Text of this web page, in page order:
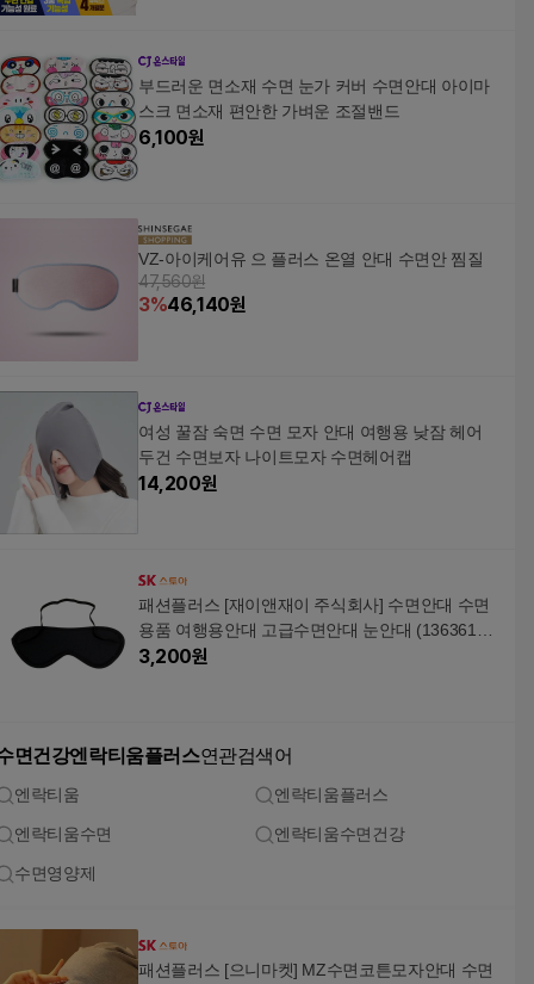
부드러운 면소재 수면 눈가 커버 수면안대 아이마
스크 면소재 편안한 가벼운 조절밴드
6,100원
VZ-아이케어유 으 플러스 온열 안대 수면안 찜질
47,560원
3%46,140원
여성 꿀잠 숙면 수면 모자 안대 여행용 낮잠 헤어
두건 수면보자 나이트모자 수면헤어캡
14,200원
패션플러스 [재이앤재이 주식회사] 수면안대 수면
용품 여행용안대 고급수면안대 눈안대 (13636157
A)
3,200원
면건강엔락티움플러스연관검색어
엔락티움 엔락티움플러스
엔락티움수면 엔락티움수면건강
수면영양제
패션플러스 [으니마켓] MZ수면코튼모자안대 수면